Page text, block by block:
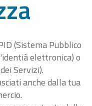
(Sistema Pubblico
elettronica) o
Servizi).
anche dalla tua